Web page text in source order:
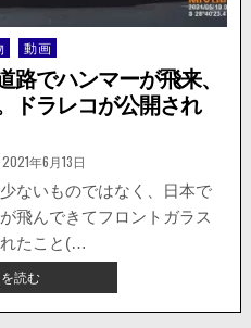
後
続
車
の
フ
ロ
ト
ガ
ラ
ス
に
直
撃。
動画
路でハンマーが飛来、
ドラレコが公開され
掲
載
日：
2021年6月13日
ないものではなく、日本で
飛んできてフロントガラス
たこと(…
読む【動
画
ニ